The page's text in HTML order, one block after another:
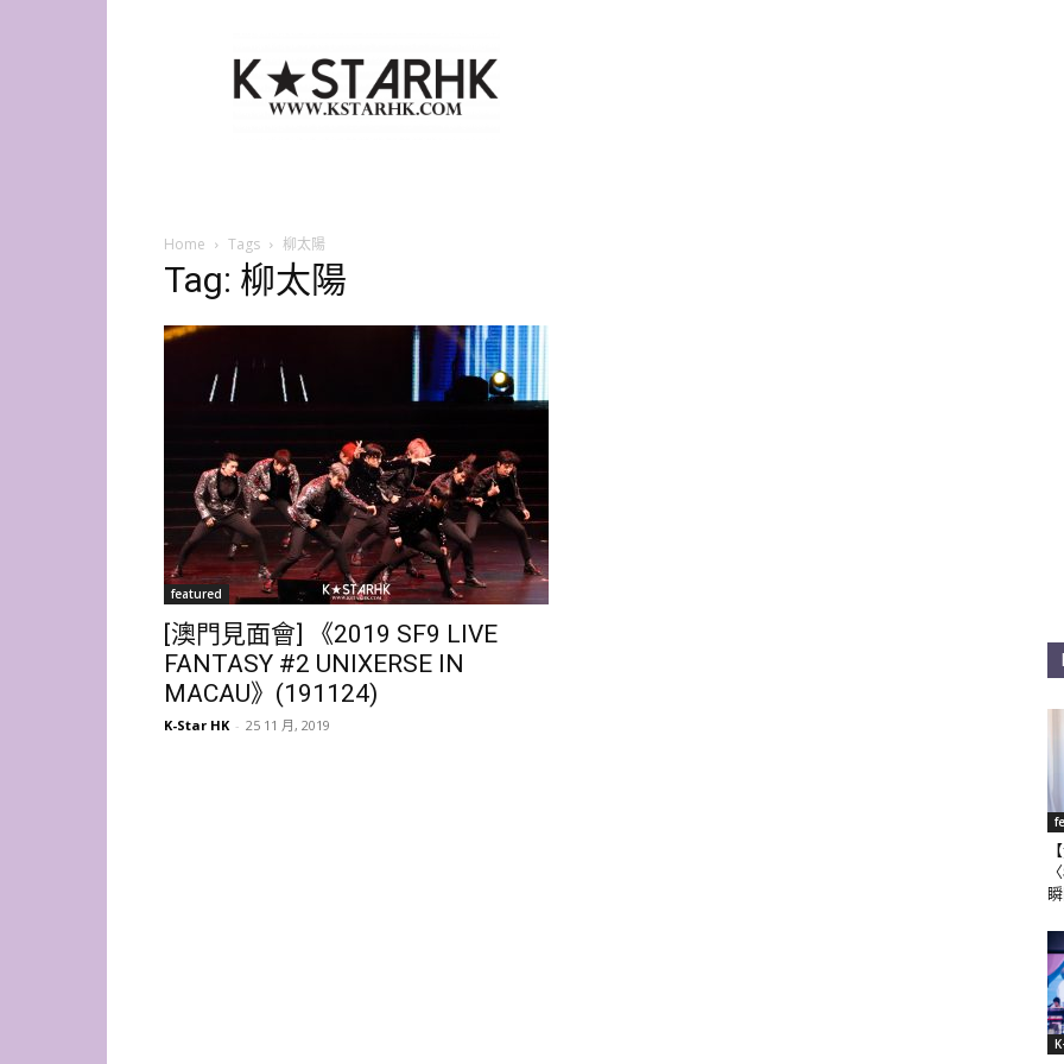
Star
HK
Home Tags 柳太陽
Tag: 柳太陽
featured
[澳門見面會] 《2019 SF9 LIVE
FANTASY #2 UNIXERSE IN
MACAU》(191124)
K-Star HK - 25 11 月, 2019